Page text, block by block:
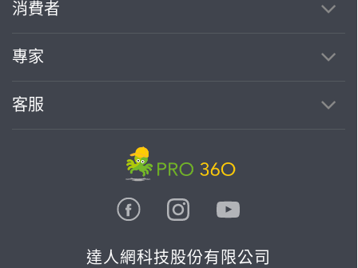
消費者
專家
客服
達人網科技股份有限公司